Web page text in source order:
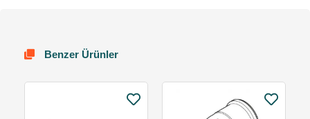
Benzer Ürünler